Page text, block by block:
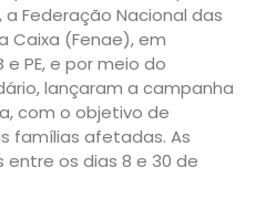
Federação Nacional das
Caixa (Fenae), em
PE, e por meio do
lançaram a campanha
com o objetivo de
famílias afetadas. As
os dias 8 e 30 de